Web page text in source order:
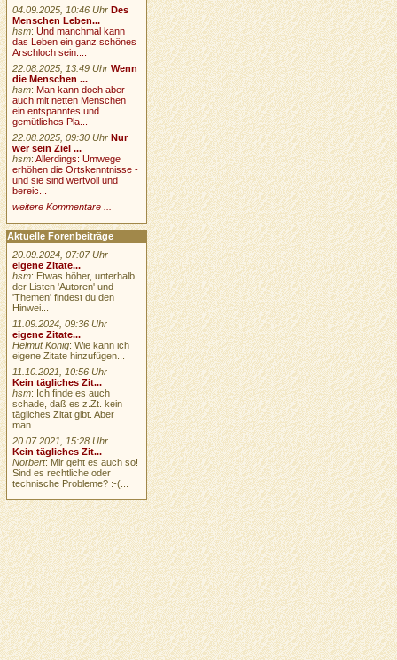
04.09.2025, 10:46 Uhr Des
Menschen Leben...
hsm:Und manchmal kann
das Leben ein ganz schönes
Arschloch sein....
22.08.2025, 13:49 Uhr Wenn
die Menschen ...
hsm:Man kann doch aber
auch mit netten Menschen
ein entspanntes und
gemütliches Pla...
22.08.2025, 09:30 Uhr Nur
wer sein Ziel ...
hsm:Allerdings: Umwege
erhöhen die Ortskenntnisse -
und sie sind wertvoll und
bereic...
weitere Kommentare ...
Aktuelle Forenbeiträge
20.09.2024, 07:07 Uhr
eigene Zitate...
hsm: Etwas höher, unterhalb
der Listen 'Autoren' und
'Themen' findest du den
Hinwei...
11.09.2024, 09:36 Uhr
eigene Zitate...
Helmut König: Wie kann ich
eigene Zitate hinzufügen...
11.10.2021, 10:56 Uhr
Kein tägliches Zit...
hsm: Ich finde es auch
schade, daß es z.Zt. kein
tägliches Zitat gibt. Aber
man...
20.07.2021, 15:28 Uhr
Kein tägliches Zit...
Norbert: Mir geht es auch so!
Sind es rechtliche oder
technische Probleme? :-(...